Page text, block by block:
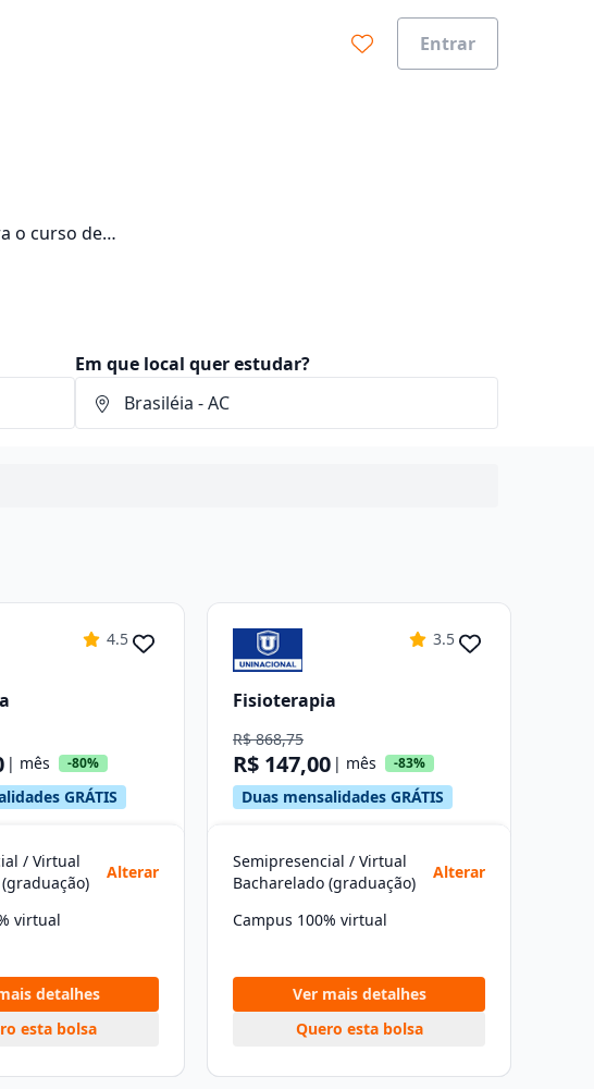
Entrar
o curso de
Em que local quer estudar?
4.5
| mês -80%
GRÁTIS
/ Virtual
Alterar
virtual
detalhes
esta bolsa
3.5
Fisioterapia
R$ 868,75
R$ 147,00 | mês -83%
Duas mensalidades GRÁTIS
Semipresencial / Virtual
Bacharelado (graduação)
Alterar
Campus 100% virtual
Ver mais detalhes
Quero esta bolsa